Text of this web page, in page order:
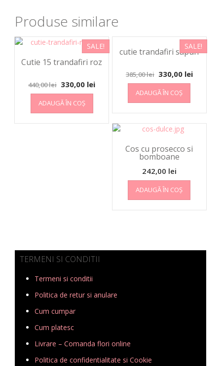
Produse similare
SALE!
Cutie 15 trandafiri roz
440,00lei 330,00 lei
ADAUGĂ ÎN COȘ
SALE!
cutie trandafiri sapun
385,00lei 330,00 lei
ADAUGĂ ÎN COȘ
Cos cu prosecco si
bomboane
242,00 lei
ADAUGĂ ÎN COȘ
TERMENI SI CONDITII
Termeni si conditii
Politica de retur si anulare
Cum cumpar
Cum platesc
Livrare – Comanda flori online
Politica de confidentialitate si Cookie